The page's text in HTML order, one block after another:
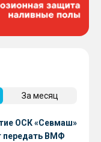
За месяц
ОСК «Севмаш»
передать ВМФ